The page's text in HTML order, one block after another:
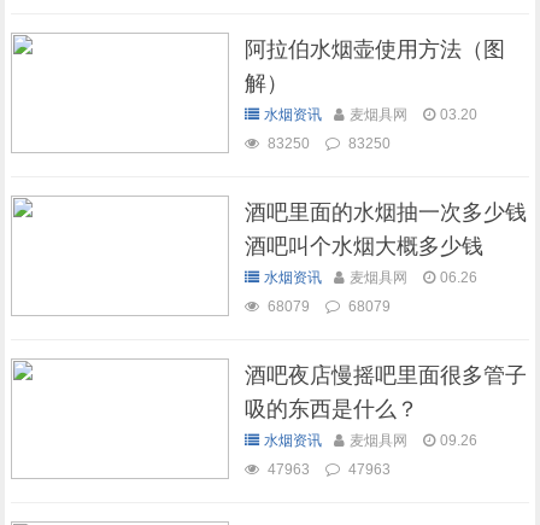
阿拉伯水烟壶使用方法（图
解）
水烟资讯 麦烟具网
03.20
83250
83250
酒吧里面的水烟抽一次多少钱
酒吧叫个水烟大概多少钱
水烟资讯 麦烟具网
06.26
68079
68079
酒吧夜店慢摇吧里面很多管子
吸的东西是什么？
水烟资讯 麦烟具网
09.26
47963
47963